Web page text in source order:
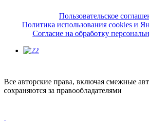
Пользовательское
Политика использования cookies и
Согласие на обработку
Все авторские права, включая смежные
сохраняются за правообладателями